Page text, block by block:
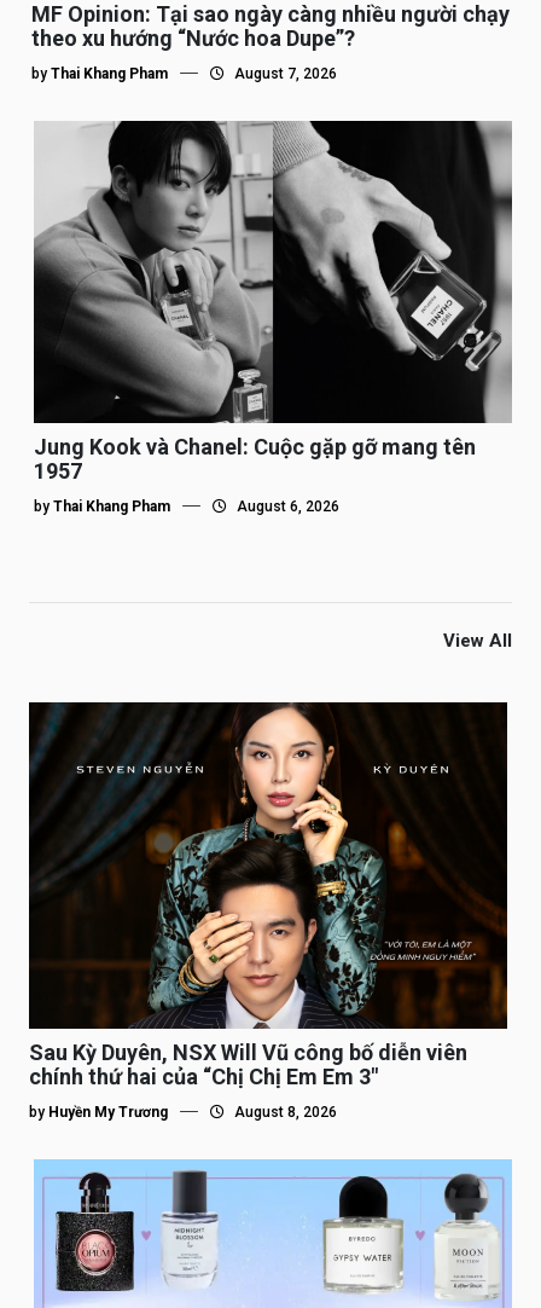
MF Opinion: Tại sao ngày càng nhiều người chạy
theo xu hướng “Nước hoa Dupe”?
by Thai Khang Pham August 7, 2026
Jung Kook và Chanel: Cuộc gặp gỡ mang tên
1957
by Thai Khang Pham August 6, 2026
View All
Sau Kỳ Duyên, NSX Will Vũ công bố diễn viên
chính thứ hai của “Chị Chị Em Em 3″
by Huyền My Trương August 8, 2026